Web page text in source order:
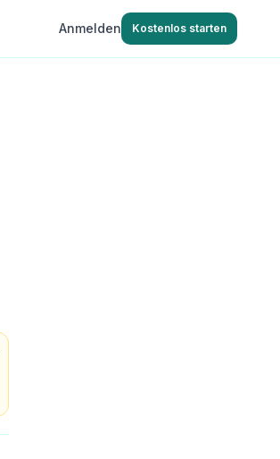
Anmelden Kostenlos starten